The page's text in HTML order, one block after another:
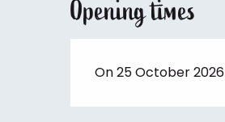
Opening times
On 25 October 2026